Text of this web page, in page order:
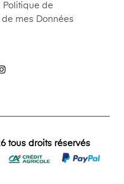
de
mes Données
tous droits réservés